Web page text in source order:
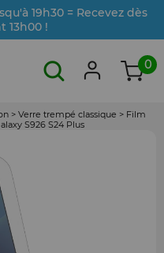
19h30 = Recevez dès
13h00 !
0
> Verre trempé classique > Film
S926 S24 Plus